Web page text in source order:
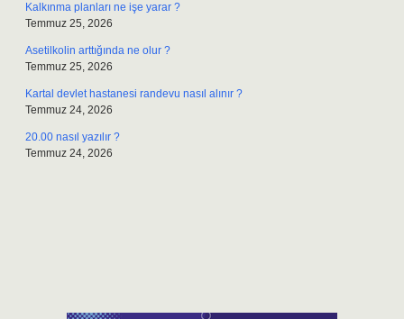
Kalkınma planları ne işe yarar ?
Temmuz 25, 2026
Asetilkolin arttığında ne olur ?
Temmuz 25, 2026
Kartal devlet hastanesi randevu nasıl alınır ?
Temmuz 24, 2026
20.00 nasıl yazılır ?
Temmuz 24, 2026